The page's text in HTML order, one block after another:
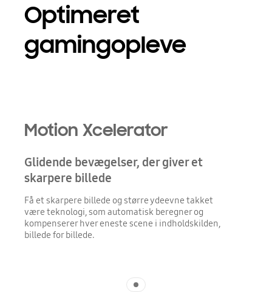
Optimeret
gamingopleve
Motion Xcelerator
Glidende bevægelser, der giver et
skarpere billede
Få et skarpere billede og større ydeevne takket
være teknologi, som automatisk beregner og
kompenserer hver eneste scene i indholdskilden,
billede for billede.